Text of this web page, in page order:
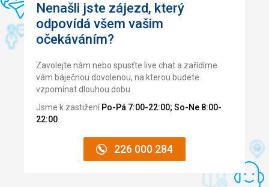
Nenašli jste zájezd, který
odpovídá všem vašim
očekáváním?
Zavolejte nám nebo spusťte live chat a zařídíme
vám báječnou dovolenou, na kterou budete
vzpomínat dlouhou dobu.
Jsme k zastižení Po-Pá 7:00-22:00; So-Ne 8:00-
22:00.
226 000 284